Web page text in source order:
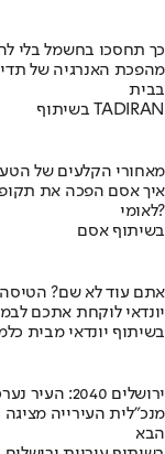
כך תחסכו בחשמל בלי
מהפכת האנרגיה של
בבית
בשיתוף TADIRAN
מאחורי הקלעים של
לאומי?
בשיתוף אסם
אתם עוד לא שם? הטיסה
יונדאי לוקחת אתכם
בשיתוף יונדאי מבית
ירושלים 2040: העיר נערכת ל- 1.5 מליון תושבים
מנכ"לית העירייה
הבא